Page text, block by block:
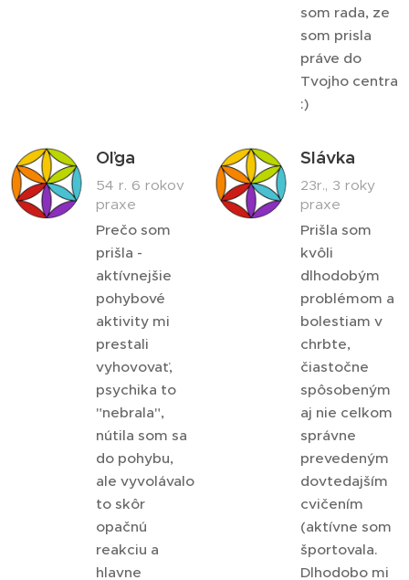
som rada, ze
som prisla
práve do
Tvojho centra
:)
Oľga
54 r. 6 rokov
praxe
Prečo som
prišla -
aktívnejšie
pohybové
aktivity mi
prestali
vyhovovať,
psychika to
"nebrala",
nútila som sa
do pohybu,
ale vyvolávalo
to skôr
opačnú
reakciu a
hlavne
Slávka
23r., 3 roky
praxe
Prišla som
kvôli
dlhodobým
problémom a
bolestiam v
chrbte,
čiastočne
spôsobeným
aj nie celkom
správne
prevedeným
dovtedajším
cvičením
(aktívne som
športovala.
Dlhodobo mi